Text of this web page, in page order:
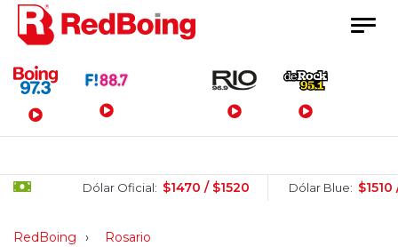
Menú Principal
Dólar Oficial: $1470 / $1520 Dólar Blue: $1510 /
RedBoing Rosario